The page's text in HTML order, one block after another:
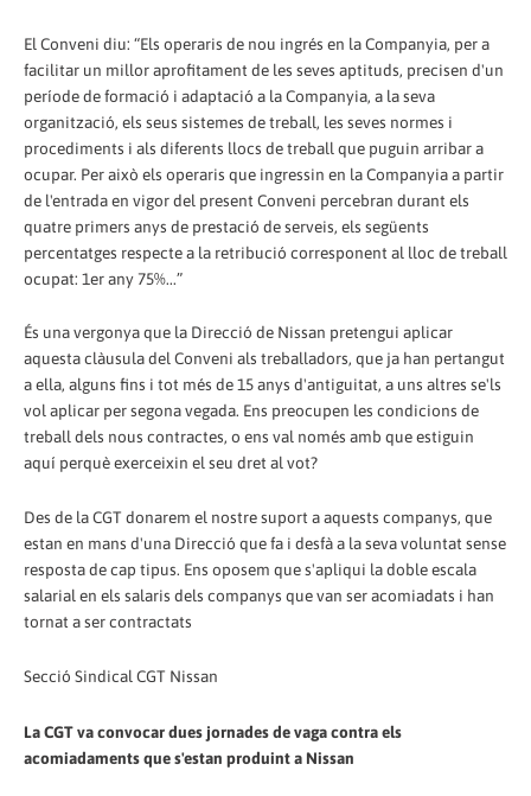
El Conveni diu: “Els operaris de nou ingrés en la Companyia, per a
facilitar un millor aprofitament de les seves aptituds, precisen d'un
període de formació i adaptació a la Companyia, a la seva
organització, els seus sistemes de treball, les seves normes i
procediments i als diferents llocs de treball que puguin arribar a
ocupar. Per això els operaris que ingressin en la Companyia a partir
de l'entrada en vigor del present Conveni percebran durant els
quatre primers anys de prestació de serveis, els següents
percentatges respecte a la retribució corresponent al lloc de treball
ocupat: 1er any 75%...”
És una vergonya que la Direcció de Nissan pretengui aplicar
aquesta clàusula del Conveni als treballadors, que ja han pertangut
a ella, alguns fins i tot més de 15 anys d'antiguitat, a uns altres se'ls
vol aplicar per segona vegada. Ens preocupen les condicions de
treball dels nous contractes, o ens val només amb que estiguin
aquí perquè exerceixin el seu dret al vot?
Des de la CGT donarem el nostre suport a aquests companys, que
estan en mans d'una Direcció que fa i desfà a la seva voluntat sense
resposta de cap tipus. Ens oposem que s'apliqui la doble escala
salarial en els salaris dels companys que van ser acomiadats i han
tornat a ser contractats
Secció Sindical CGT Nissan
La CGT va convocar dues jornades de vaga contra els
acomiadaments que s'estan produint a Nissan